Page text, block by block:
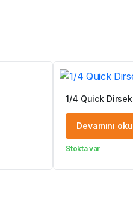
1/4 Quick Dirsek
Devamını oku
Stokta var